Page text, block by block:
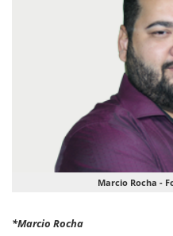
Marcio Rocha -
*Marcio Rocha